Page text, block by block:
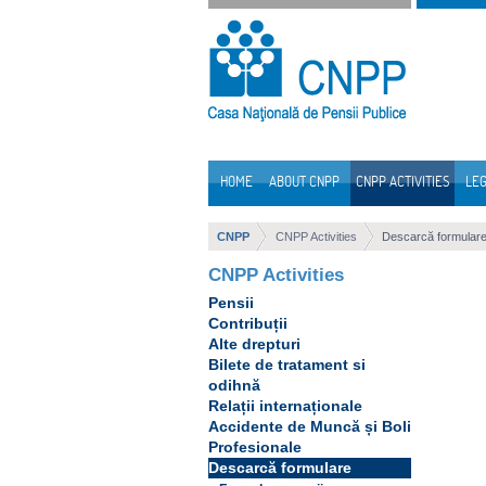
Skip to Content
HOME ABOUT CNPP CNPP ACTIVITIES
CNPP CNPP Activities Descarcă formulare
CNPP Activities
Pensii
Contribuții
Alte drepturi
Bilete de tratament si
odihnă
Relații internaționale
Accidente de Muncă și Boli
Profesionale
Descarcă formulare